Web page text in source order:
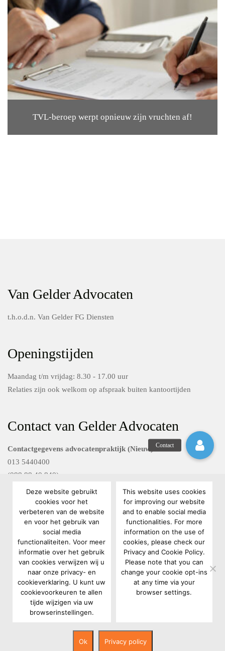
TVL-beroep werpt opnieuw zijn vruchten af!
Van Gelder Advocaten
t.h.o.d.n. Van Gelder FG Diensten
Openingstijden
Maandag t/m vrijdag: 8.30 - 17.00 uur
Relaties zijn ook welkom op afspraak buiten kantoortijden
Contact van Gelder Advocaten
Contactgegevens advocatenpraktijk (Nieuw)
013 5440400
(088 88 40 840)
Contactgegevens Van Gelder FG diensten
088 88 40 801
privacyrecht@vangelderadvocaten.nl
Copyright 2022 Van Gelder Advocaten | Algemene voorwaarden
Gebruikersvoorwaarden
| Sitemap | Ontwikkeld door Best4u
Deze website gebruikt
cookies voor het
verbeteren van de website
en voor het gebruik van
social media
functionaliteiten. Voor meer
informatie over het gebruik
van cookies verwijzen wij u
naar onze privacy- en
cookieverklaring. U kunt uw
cookievoorkeuren te allen
tijde wijzigen via uw
browserinstellingen.
This website uses cookies
for improving our website
and to enable social media
functionalities. For more
information on the use of
cookies, please check our
Privacy and Cookie Policy.
Please note that you can
change your cookie opt-ins
at any time via your
browser settings.
Ok Privacy policy